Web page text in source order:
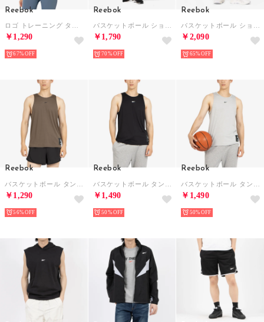
Reebok
￥1,290
67%
Reebok
￥1,790
70%
Reebok
￥2,090
65%
Reebok
￥1,290
56%
Reebok
￥1,490
50%
Reebok
￥1,490
50%